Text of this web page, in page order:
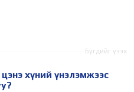
төлөөлөгчид Монгол
айлчлалынхаа хүрээнд
Бүгдийг үзэх
хүний үнэлэмжээс